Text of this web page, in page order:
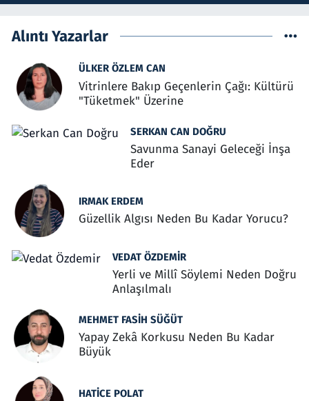
Alıntı Yazarlar
ÜLKER ÖZLEM CAN
Vitrinlere Bakıp Geçenlerin Çağı: Kültürü
"Tüketmek" Üzerine
SERKAN CAN DOĞRU
Savunma Sanayi Geleceği İnşa
Eder
IRMAK ERDEM
Güzellik Algısı Neden Bu Kadar Yorucu?
VEDAT ÖZDEMIR
Yerli ve Millî Söylemi Neden Doğru
Anlaşılmalı
MEHMET FASIH SÜĞÜT
Yapay Zekâ Korkusu Neden Bu Kadar
Büyük
HATICE POLAT